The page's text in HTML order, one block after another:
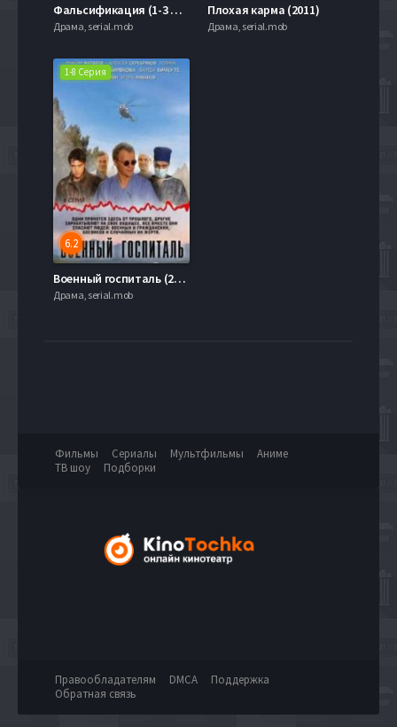
Фальсификация (1-3 Сезон) (2014-2016)
Драма, serial.mob
Плохая карма (2011)
Драма, serial.mob
1-8 Серия
6.2
Военный госпиталь (2012)
Драма, serial.mob
Фильмы Сериалы Мультфильмы
Аниме
ТВ шоу
Подборки
Правообладателям DMCA
Поддержка
Обратная связь